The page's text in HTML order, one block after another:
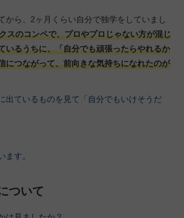
から、2ヶ月くらい自分で独学をしていまし
スのコンペで、プロやプロじゃない方が混じ
いるうちに、「自分でも頑張ったらやれるか
につながって、前向きな気持ちになれたのが
出ているものを見て「自分でもいけそうだ
ます。
ついて